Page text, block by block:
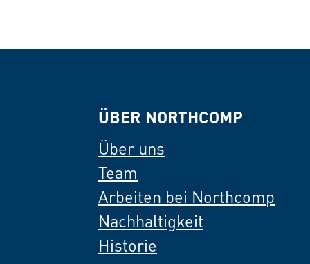
ÜBER NORTHCOMP
Über uns
Team
Arbeiten bei Northcomp
Nachhaltigkeit
Historie